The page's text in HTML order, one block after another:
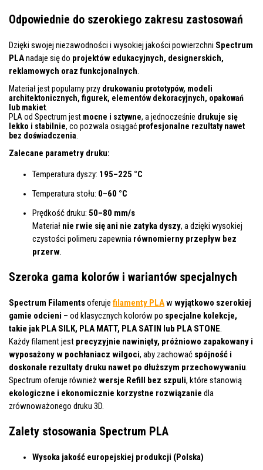
Odpowiednie do szerokiego zakresu zastosowań
Dzięki swojej niezawodności i wysokiej jakości powierzchni Spectrum
PLAnadaje się do projektów edukacyjnych, designerskich,
reklamowych oraz funkcjonalnych.
Materiał jest popularny przy drukowaniu prototypów, modeli
architektonicznych, figurek, elementów dekoracyjnych, opakowań
lub makiet
PLA od Spectrum jest mocne i sztywne, a jednocześnie drukuje się
lekko i stabilnie, co pozwala osiągać profesjonalne rezultaty nawet
bez doświadczenia
Zalecane parametry druku:
Temperatura dyszy: 195–225 °C
Temperatura stołu: 0–60 °C
Prędkość druku: 50–80 mm/s
Materiał nie rwie się ani nie zatyka dyszy, a dzięki wysokiej
czystości polimeru zapewnia równomierny przepływ bez
przerw.
Szeroka gama kolorów i wariantów specjalnych
Spectrum Filamentsoferuje filamenty PLAwwyjątkowo szerokiej
gamie odcieni – od klasycznych kolorów po specjalne kolekcje,
takie jak PLA SILK, PLA MATT, PLA SATIN lub PLA STONE.
Każdy filament jest precyzyjnie nawinięty, próżniowo zapakowany i
wyposażony w pochłaniacz wilgoci, aby zachować spójność i
doskonałe rezultaty druku nawet po dłuższym przechowywaniu.
Spectrum oferuje również wersje Refill bez szpuli, które stanowią
ekologiczne i ekonomicznie korzystne rozwiązanie dla
zrównoważonego druku 3D.
Zalety stosowania Spectrum PLA
Wysoka jakość europejskiej produkcji (Polska)